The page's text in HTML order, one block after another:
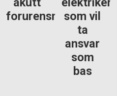
som vil
ansvar